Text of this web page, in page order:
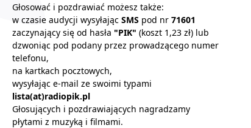
Głosować i pozdrawiać możesz także:
w czasie audycji wysyłając SMS pod nr 71601
zaczynający się od hasła "PIK" (koszt 1,23 zł) lub
dzwoniąc pod podany przez prowadzącego numer
telefonu,
na kartkach pocztowych,
wysyłając e-mail ze swoimi typami
lista(at)radiopik.pl
Głosujących i pozdrawiających nagradzamy
płytami z muzyką i filmami.